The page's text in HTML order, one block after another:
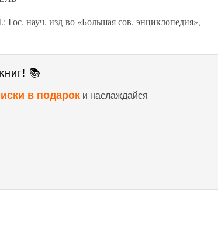
Гос, науч. изд-во «Большая сов, энциклопедия»,
📚
в подарок и наслаждайся